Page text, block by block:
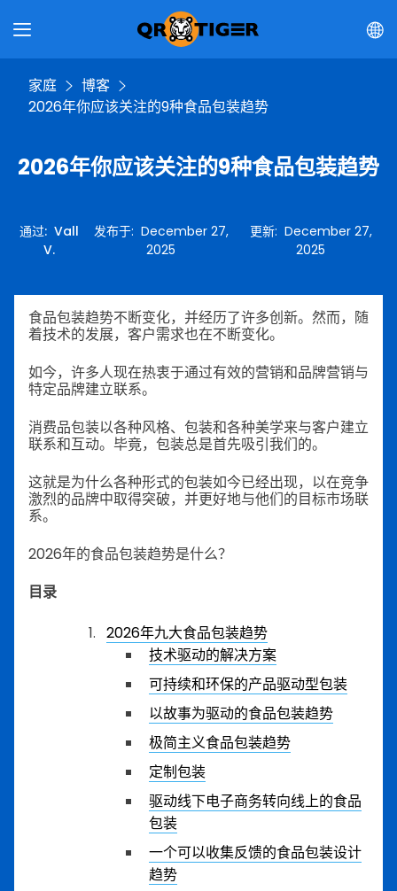
家庭
博客
2026年你应该关注的9种食品包装趋势
2026年你应该关注的9种食品包装趋势
通过: Vall
V.
发布于: December 27,
2025
更新: December 27,
2025
食品包装趋势不断变化，并经历了许多创新。然而，随
着技术的发展，客户需求也在不断变化。
如今，许多人现在热衷于通过有效的营销和品牌营销与
特定品牌建立联系。
消费品包装以各种风格、包装和各种美学来与客户建立
联系和互动。毕竟，包装总是首先吸引我们的。
这就是为什么各种形式的包装如今已经出现，以在竞争
激烈的品牌中取得突破，并更好地与他们的目标市场联
系。
2026年的食品包装趋势是什么？
目录
2026年九大食品包装趋势
技术驱动的解决方案
可持续和环保的产品驱动型包装
以故事为驱动的食品包装趋势
极简主义食品包装趋势
定制包装
驱动线下电子商务转向线上的食品
包装
一个可以收集反馈的食品包装设计
趋势